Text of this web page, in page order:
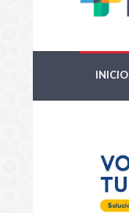
INICIO